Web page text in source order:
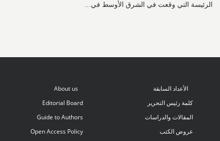
الرئيسة التي وقعت في الشرق الأوسط في...
الأعداد السابقة
كلمة رئيس التحرير
المقالات والدراسات
عروض الكتب
About us
Editorial Board
Guide to Authors
Open Access Policy